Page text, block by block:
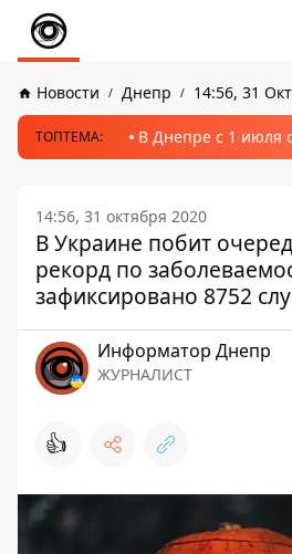
Новости Днепр 14:56, 31
ТОПТЕМА: В Днепре с 1 июля
14:56, 31 октября 2020
В Украине побит
рекорд по
зафиксировано 8752
Информатор Днепр
ЖУРНАЛИСТ
👍